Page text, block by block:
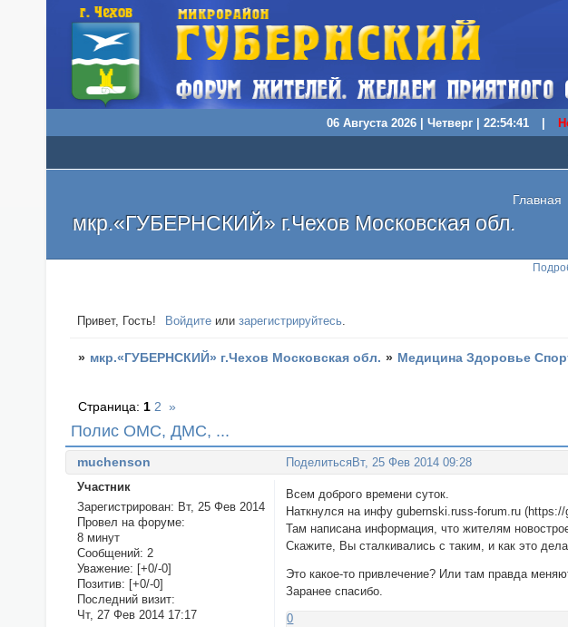
06 Августа 2026 | Четверг | 22:54:42
мкр.«ГУБЕРНСКИЙ» г.Чехов Московская обл.
Главная
Привет, Гость! Войдите илизарегистрируйтесь.
» мкр.«ГУБЕРНСКИЙ» г.Чехов Московская обл. » Медицина Здоровье
Полис ОМС, ДМС, ...
Страница: 1 2 »
Поделиться Вт, 25 Фев 2014 09:28
muchenson
Участник
Зарегистрирован: Вт, 25 Фев 2014
Провел на форуме:
8 минут
Сообщений: 2
Уважение: [+0/-0]
Позитив: [+0/-0]
Последний визит:
Чт, 27 Фев 2014 17:17
Всем доброго времени суток.
Наткнулся на инфу gubernski.russ-forum.ru
Там написана информация, что жителям
Скажите, Вы сталкивались с таким, и как это
Это какое-то привлечение? Или там правда
Заранее спасибо.
0